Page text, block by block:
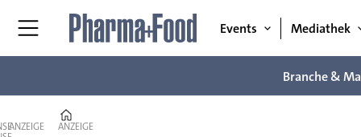
Events Mediathek
Branche &
ANZEIGE ANZEIGE